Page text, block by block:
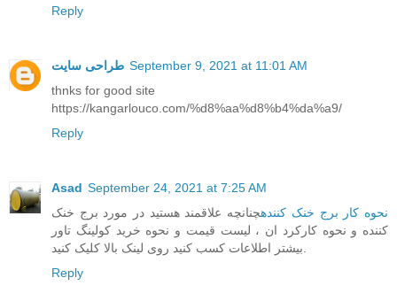
Reply
طراحی سایت September 9, 2021 at 11:01 AM
thnks for good site
https://kangarlouco.com/%d8%aa%d8%b4%da%a9/
Reply
Asad September 24, 2021 at 7:25 AM
نحوه کار برج خنک کنندهچنانچه علاقمند هستید در مورد برج خنک
کننده و نحوه کارکرد ان ، لیست قیمت و نحوه خرید کولینگ تاور
Reply